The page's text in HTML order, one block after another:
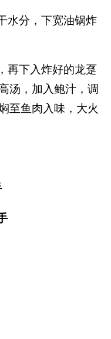
水分，下宽油锅炸
再下入炸好的龙趸
汤，加入鲍汁，调
至鱼肉入味，大火